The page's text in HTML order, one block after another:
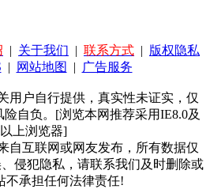
| 关于我们 | 联系方式 | 版权隐私
| 网站地图 | 广告服务
用户自行提供，真实性未证实，仅
自负。[浏览本网推荐采用IE8.0及
以上浏览器]
自互联网或网友发布，所有数据仅
侵犯隐私，请联系我们及时删除或
不承担任何法律责任!